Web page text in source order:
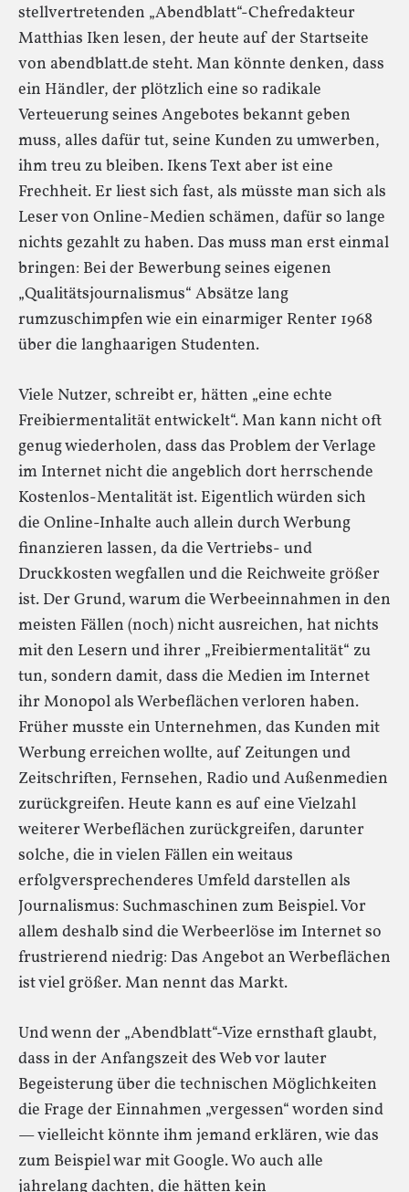
stellvertretenden „Abendblatt“-Chefredakteur
Matthias Iken lesen, der heute auf der Startseite
von abendblatt.de steht. Man könnte denken, dass
ein Händler, der plötzlich eine so radikale
Verteuerung seines Angebotes bekannt geben
muss, alles dafür tut, seine Kunden zu umwerben,
ihm treu zu bleiben. Ikens Text aber ist eine
Frechheit. Er liest sich fast, als müsste man sich als
Leser von Online-Medien schämen, dafür so lange
nichts gezahlt zu haben. Das muss man erst einmal
bringen: Bei der Bewerbung seines eigenen
„Qualitätsjournalismus“ Absätze lang
rumzuschimpfen wie ein einarmiger Renter 1968
über die langhaarigen Studenten.
Viele Nutzer, schreibt er, hätten „eine echte
Freibiermentalität entwickelt“. Man kann nicht oft
genug wiederholen, dass das Problem der Verlage
im Internet nicht die angeblich dort herrschende
Kostenlos-Mentalität ist. Eigentlich würden sich
die Online-Inhalte auch allein durch Werbung
finanzieren lassen, da die Vertriebs- und
Druckkosten wegfallen und die Reichweite größer
ist. Der Grund, warum die Werbeeinnahmen in den
meisten Fällen (noch) nicht ausreichen, hat nichts
mit den Lesern und ihrer „Freibiermentalität“ zu
tun, sondern damit, dass die Medien im Internet
ihr Monopol als Werbeflächen verloren haben.
Früher musste ein Unternehmen, das Kunden mit
Werbung erreichen wollte, auf Zeitungen und
Zeitschriften, Fernsehen, Radio und Außenmedien
zurückgreifen. Heute kann es auf eine Vielzahl
weiterer Werbeflächen zurückgreifen, darunter
solche, die in vielen Fällen ein weitaus
erfolgversprechenderes Umfeld darstellen als
Journalismus: Suchmaschinen zum Beispiel. Vor
allem deshalb sind die Werbeerlöse im Internet so
frustrierend niedrig: Das Angebot an Werbeflächen
ist viel größer. Man nennt das Markt.
Und wenn der „Abendblatt“-Vize ernsthaft glaubt,
dass in der Anfangszeit des Web vor lauter
Begeisterung über die technischen Möglichkeiten
die Frage der Einnahmen „vergessen“ worden sind
— vielleicht könnte ihm jemand erklären, wie das
zum Beispiel war mit Google. Wo auch alle
jahrelang dachten, die hätten kein